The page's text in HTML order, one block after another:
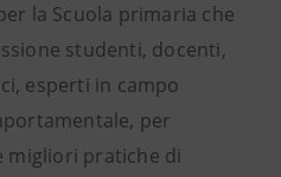
la Scuola primaria che
studenti, docenti,
esperti in campo
per
migliori pratiche di